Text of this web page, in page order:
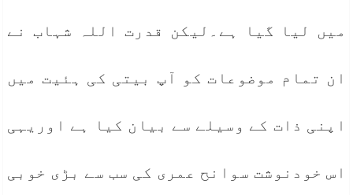
میں لیا گیا ہے۔لیکن قدرت اللہ شہاب نے
ان تمام موضوعات کو آپ بیتی کی ہئیت میں
اپنی ذات کے وسیلے سے بیان کیا ہے اوریہی
اس خودنوشت سوانح عمری کی سب سے بڑی خوبی